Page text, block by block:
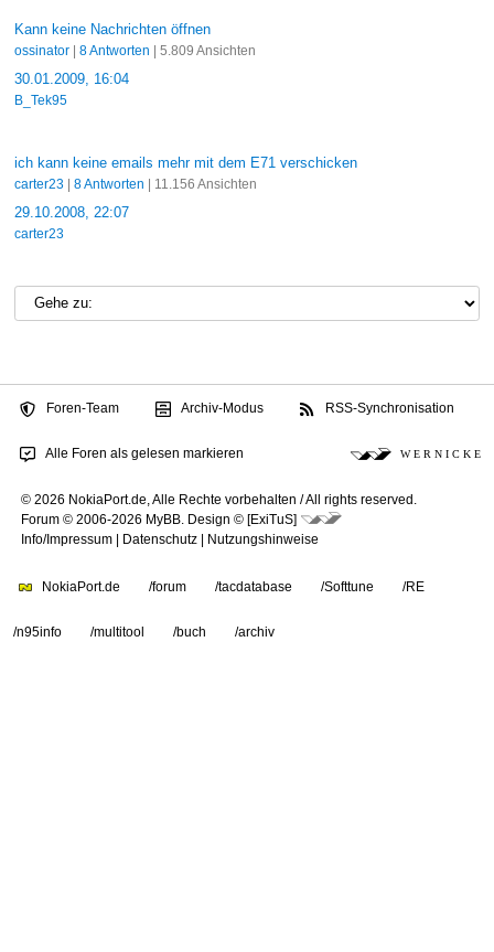
Kann keine Nachrichten öffnen
ossinator| 8 Antworten | 5.809 Ansichten
30.01.2009, 16:04
B_Tek95
ich kann keine emails mehr mit dem E71 verschicken
carter23| 8 Antworten | 11.156 Ansichten
29.10.2008, 22:07
carter23
Foren-Team Archiv-Modus RSS-Synchronisation
Alle Foren als gelesen markieren W E R N I C K E
© 2026 NokiaPort.de, Alle Rechte vorbehalten /All rights reserved.
Forum © 2006-2026 MyBB
Design © [ExiTuS]
Info/Impressum
Datenschutz Nutzungshinweise
NokiaPort.de /forum /tacdatabase /Softtune /RE
/n95info /multitool /buch /archiv